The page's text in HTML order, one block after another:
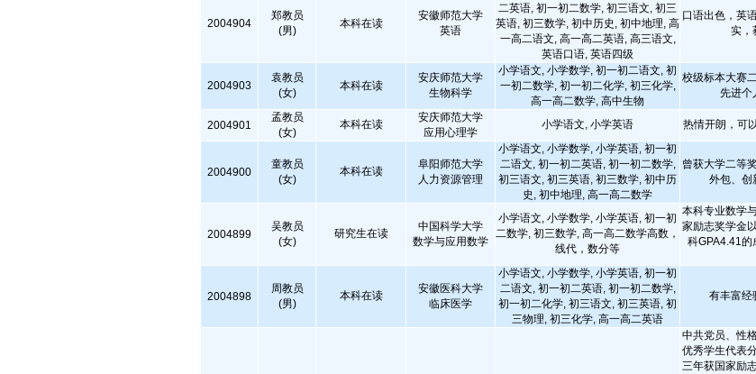
2004904
郑教员
(男)
本科在读
安徽师范大学
英语
二英语, 初一初二数学, 初三语文, 初三
英语, 初三数学, 初中历史, 初中地理, 高
一高二语文, 高一高二英语, 高三语文,
英语口语, 英语四级
口语出色，英
实，
2004903
袁教员
(女)
本科在读
安庆师范大学
生物科学
小学语文, 小学数学, 初一初二语文, 初
一初二数学, 初一初二化学, 初三化学,
高一高二数学, 高中生物
校级标本大赛
先进个
2004901
孟教员
(女)
本科在读
安庆师范大学
应用心理学
小学语文, 小学英语 热情开朗，可
2004900
童教员
(女)
本科在读
阜阳师范大学
人力资源管理
小学语文, 小学数学, 小学英语, 初一初
二语文, 初一初二英语, 初一初二数学,
初三语文, 初三英语, 初三数学, 初中历
史, 初中地理, 高一高二数学
曾获大学二等
外包、创
2004899
吴教员
(女)
研究生在读
中国科学大学
数学与应用数学
小学语文, 小学数学, 小学英语, 初一初
二数学, 初三数学, 高一高二数学高数，
线代，数分等
本科专业数学
家励志奖学金
科GPA4.41的
2004898
周教员
(男)
本科在读
安徽医科大学
临床医学
小学语文, 小学数学, 小学英语, 初一初
二语文, 初一初二英语, 初一初二数学,
初一初二化学, 初三语文, 初三英语, 初
三物理, 初三化学, 高一高二英语
有丰富经
中共党员、性
优秀学生代表
三年获国家励